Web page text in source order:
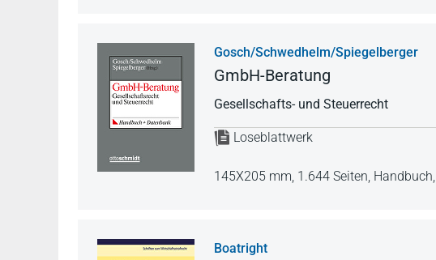
Gosch/Schwedhelm/Spiegelberger
GmbH-Beratung
Gesellschafts- und Steuerrecht
Loseblattwerk
145X205 mm, 1.644 Seiten, Handbuch,
Boatright